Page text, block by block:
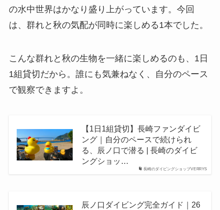
の水中世界はかなり盛り上がっています。今回
は、群れと秋の気配が同時に楽しめる1本でした。
こんな群れと秋の生物を一緒に楽しめるのも、1日
1組貸切だから。誰にも気兼ねなく、自分のペース
で観察できますよ。
長崎のダイビングショップVERRYS
【1日1組貸切】長崎ファンダイビ
ング｜自分のペースで続けられ
る、辰ノ口で潜る | 長崎のダイビ
ングショッ…
辰ノ口ダイビング完全ガイド｜26